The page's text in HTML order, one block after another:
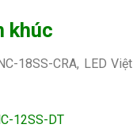
khúc
18SS-CRA, LED
12SS-DT